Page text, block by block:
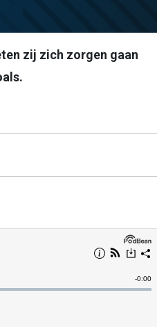
zij zich zorgen gaan